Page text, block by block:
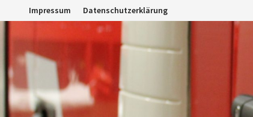
Inhalt
springen
Impressum Datenschutzerklärung